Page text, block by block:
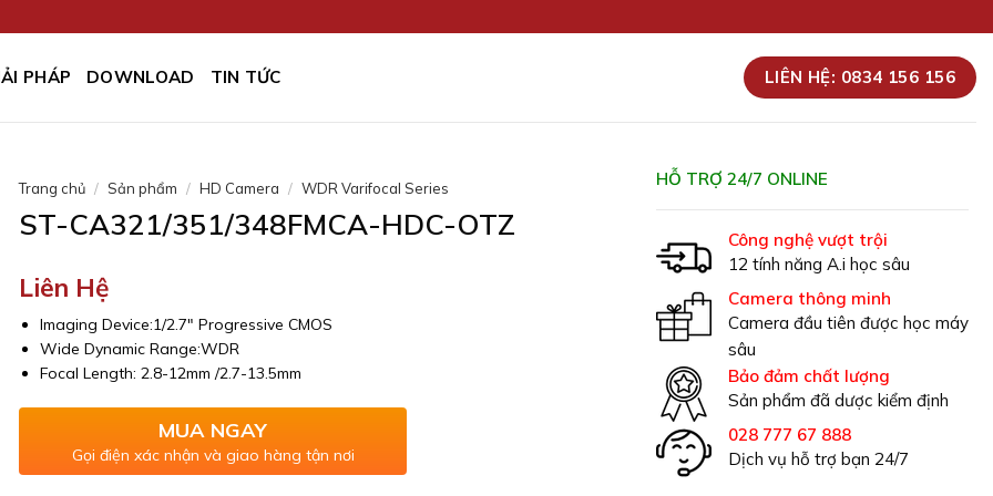
PHÁP DOWNLOAD TIN TỨC LIÊN HỆ: 0834 156 156
Trang chủ / Sản phẩm / HD Camera / WDR Varifocal Series
ST-CA321/351/348FMCA-HDC-OTZ
Liên Hệ
Imaging Device:1/2.7″ Progressive CMOS
Wide Dynamic Range:WDR
Focal Length: 2.8-12mm /2.7-13.5mm
MUA NGAY
Gọi điện xác nhận và giao hàng tận nơi
HỖ TRỢ 24/7 ONLINE
Công nghệ vượt trội
12 tính năng A.i học sâu
Camera thông minh
Camera đầu tiên được học máy
sâu
Bảo đảm chất lượng
Sản phẩm đã dược kiểm định
028 777 67 888
Dịch vụ hỗ trợ bạn 24/7